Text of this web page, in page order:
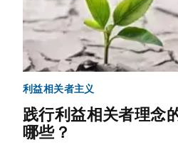
利益相关者主义
践行利益相关者理念
哪些？